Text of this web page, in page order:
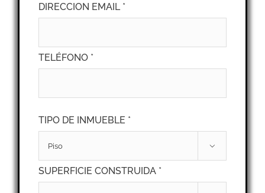
DIRECCION EMAIL *
TELÉFONO *
TIPO DE INMUEBLE *

SUPERFICIE CONSTRUIDA *